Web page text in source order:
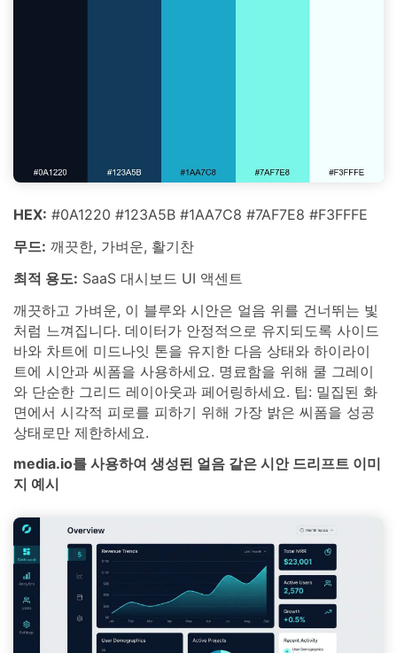
HEX: #0A1220 #123A5B #1AA7C8 #7AF7E8 #F3FFFE
무드: 깨끗한, 가벼운, 활기찬
최적 용도: SaaS 대시보드 UI 액센트
깨끗하고 가벼운, 이 블루와 시안은 얼음 위를 건너뛰는 빛
처럼 느껴집니다. 데이터가 안정적으로 유지되도록 사이드
바와 차트에 미드나잇 톤을 유지한 다음 상태와 하이라이
트에 시안과 씨폼을 사용하세요. 명료함을 위해 쿨 그레이
와 단순한 그리드 레이아웃과 페어링하세요. 팁: 밀집된 화
면에서 시각적 피로를 피하기 위해 가장 밝은 씨폼을 성공
상태로만 제한하세요.
media.io를 사용하여 생성된 얼음 같은 시안 드리프트 이미
지 예시